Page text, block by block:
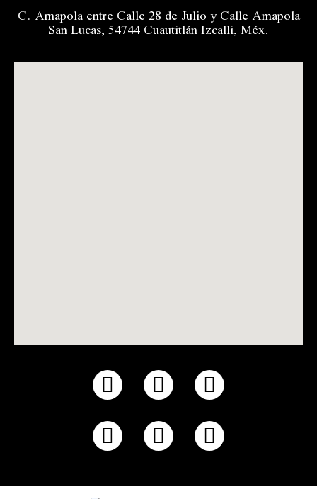
C. Amapola entre Calle 28 de Julio y Calle Amapola
San Lucas, 54744 Cuautitlán Izcalli, Méx.